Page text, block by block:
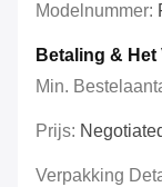
Modelnummer:
Betaling &
Min.
Prijs:
Verpakking